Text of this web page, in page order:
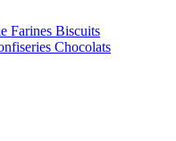
Farines Biscuits
Chocolats